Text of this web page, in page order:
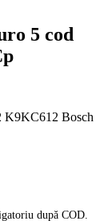
5 cod
K9KC612 Bosch
după COD.